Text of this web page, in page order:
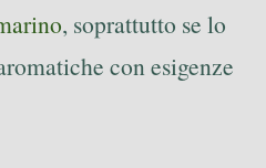
, soprattutto se lo
con esigenze